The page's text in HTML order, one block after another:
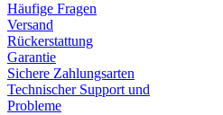
Häufige Fragen
Versand
Rückerstattung
Garantie
Sichere Zahlungsarten
Technischer Support und
Probleme